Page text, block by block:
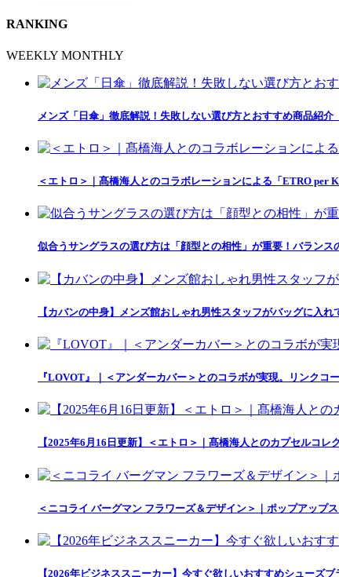
RANKING
WEEKLY MONTHLY
メンズ「日傘」徹底解説！失敗しない選び方とおすすめ商品紹介
＜エトロ＞｜髙橋海人とのコラボレーションによる「ETRO per
似合うサングラスの選び方は「顔型との相性」が重要！バランス
【カバンの中身】メンズ館おしゃれ男性スタッフがバッグに入
『LOVOT』｜＜アンダーカバー＞とのコラボが実現。リンクコ
【2025年6月16日更新】＜エトロ＞｜髙橋海人とのカプセルコ
＜ニコライ バーグマン フラワーズ＆デザイン＞｜ポップアップ
【2026年ビジネススニーカー】今すぐ欲しいおすすめシューズブ